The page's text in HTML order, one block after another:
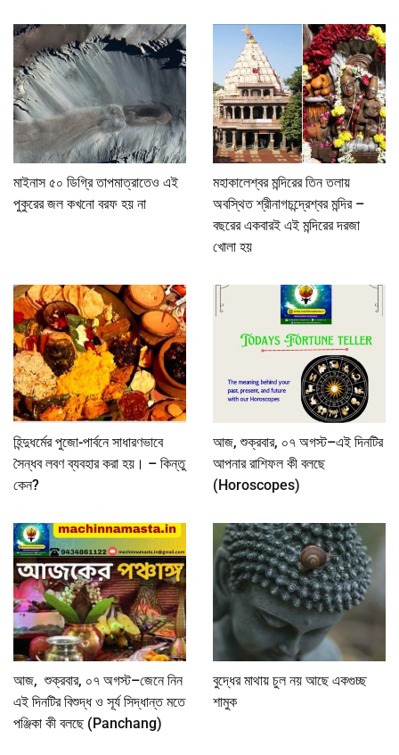
মাইনাস ৫০ ডিগ্রি তাপমাত্রাতেও এই
পুকুরের জল কখনো বরফ হয় না
মহাকালেশ্বর মন্দিরের তিন তলায়
অবস্থিত শ্রীনাগচন্দ্রেশ্বর মন্দির –
বছরের একবারই এই মন্দিরের দরজা
খোলা হয়
হিন্দুধর্মের পুজো-পার্বনে সাধারণভাবে
সৈন্ধব লবণ ব্যবহার করা হয়। – কিন্তু
কেন?
আজ, শুক্রবার, ০৭ অগস্ট–এই দিনটির
আপনার রাশিফল কী বলছে
(Horoscopes)
আজ, শুক্রবার, ০৭ অগস্ট–জেনে নিন
এই দিনটির বিশুদ্ধ ও সূর্য সিদ্ধান্ত মতে
পঞ্জিকা কী বলছে (Panchang)
বুদ্ধের মাথায় চুল নয় আছে একগুচ্ছ
শামুক